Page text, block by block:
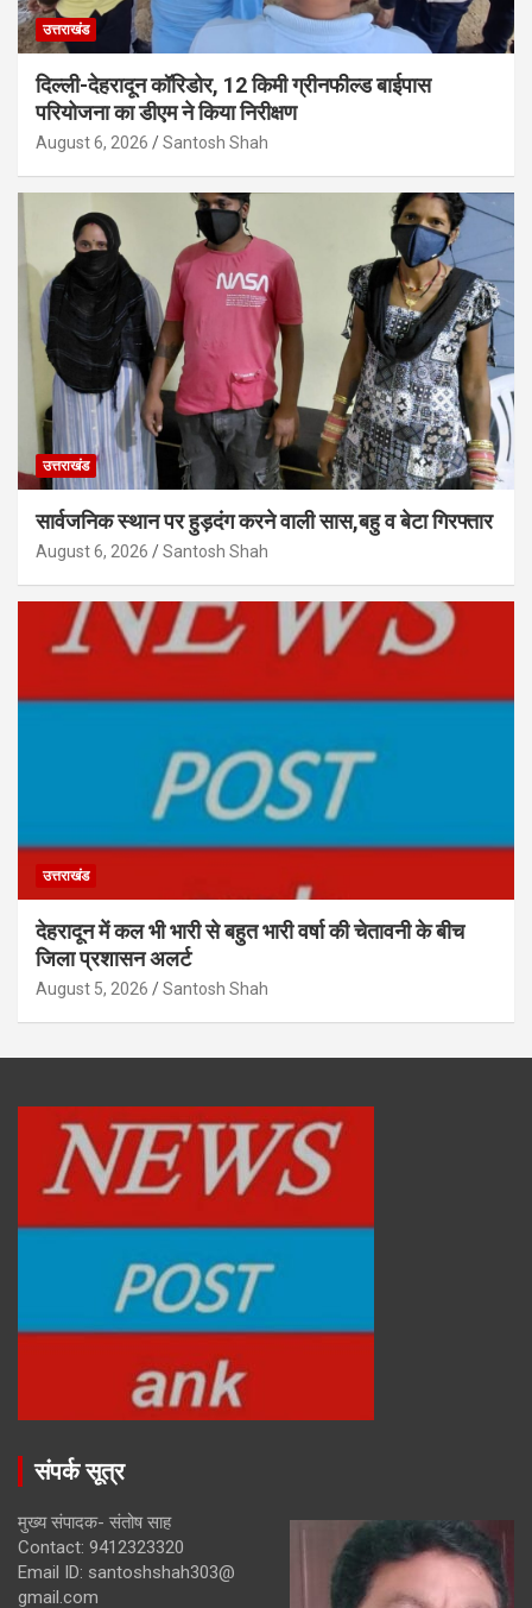
उत्तराखंड
दिल्ली-देहरादून कॉरिडोर, 12 किमी ग्रीनफील्ड बाईपास
परियोजना का डीएम ने किया निरीक्षण
August 6, 2026 Santosh Shah
उत्तराखंड
सार्वजनिक स्थान पर हुड़दंग करने वाली सास,बहु व बेटा गिरफ्तार
August 6, 2026 Santosh Shah
उत्तराखंड
देहरादून में कल भी भारी से बहुत भारी वर्षा की चेतावनी के बीच
जिला प्रशासन अलर्ट
August 5, 2026 Santosh Shah
संपर्क सूत्र
मुख्य संपादक- संतोष साह
Contact: 9412323320
Email ID: santoshshah303@
gmail.com